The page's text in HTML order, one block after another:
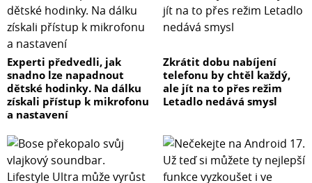
Experti předvedli, jak
snadno lze napadnout
dětské hodinky. Na dálku
získali přístup k mikrofonu
a nastavení
Zkrátit dobu nabíjení
telefonu by chtěl každý,
ale jít na to přes režim
Letadlo nedává smysl